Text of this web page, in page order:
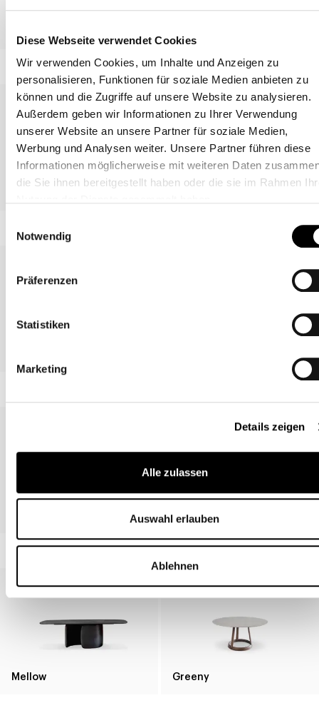
Diese Webseite verwendet Cookies
Wir verwenden Cookies, um Inhalte und Anzeigen zu
personalisieren, Funktionen für soziale Medien anbieten zu
können und die Zugriffe auf unsere Website zu analysieren.
Außerdem geben wir Informationen zu Ihrer Verwendung
unserer Website an unsere Partner für soziale Medien,
Werbung und Analysen weiter. Unsere Partner führen diese
Informationen möglicherweise mit weiteren Daten
die Sie ihnen bereitgestellt haben oder die sie im Rahmen
Notwendig
Präferenzen
Statistiken
Marketing
Details zeigen
Alle zulassen
Auswahl erlauben
Ablehnen
Cop
Mellow Greeny